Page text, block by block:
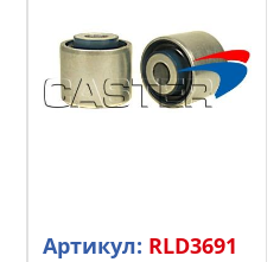
Артикул: RLD3691